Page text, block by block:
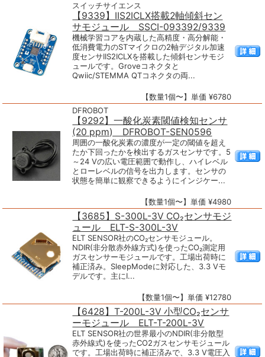
スイッチサイエンス
【9339】IIS2ICLX搭載2軸傾斜セン
サモジュール SSCI-093392/9339
機械学習コアを内蔵した高精度・高分解能・
低消費電力のSTマイクロの2軸デジタル加速
度センサIIS2ICLXを搭載した傾斜センサモジ
ュールです。Groveコネクタと
Qwiic/STEMMA QTコネクタの両...
【数量1個〜】単価 ¥6780
DFROBOT
【9292】一酸化炭素閾値検知センサ
(20 ppm) DFROBOT-SEN0596
周囲の一酸化炭素の濃度が一定の閾値を超え
たか下回ったかを検出するガスセンサです。5
～24 Vの広い電圧範囲で動作し、ハイレベル
とローレベルの信号を出力します。センサの
状態を簡単に観察できるようにインジケー...
【数量1個〜】単価 ¥4980
【3685】S-300L-3V CO₂センサモジ
ュール ELT-S-300L-3V
ELT SENSOR社のCO₂センサモジュール。
NDIR(非分散赤外線方式)を使ったCO₂測定用
ガスセンサーモジュールです。工場出荷時に
補正済み。SleepModeに対応した、3.3 Vモ
デルです。主にI...
【数量1個〜】単価 ¥12780
【6428】T-200L-3V 小型CO₂センサ
ーモジュール ELT-T-200L-3V
ELT SENSOR社の世界最小のNDIR(非分散型
赤外線式)を使ったCO2ガスセンサモジュール
です。工場出荷時に補正済みで、3.3 V電圧入